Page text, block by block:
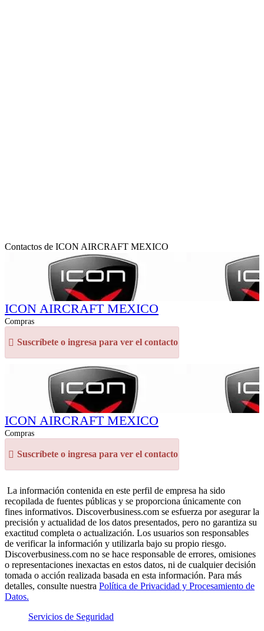
Contactos de ICON AIRCRAFT MEXICO
ICON AIRCRAFT MEXICO
Compras
Suscríbete o ingresa para ver el contacto
ICON AIRCRAFT MEXICO
Compras
Suscríbete o ingresa para ver el contacto
La información contenida en este perfil de empresa ha sido
recopilada de fuentes públicas y se proporciona únicamente con
fines informativos. Discoverbusiness.com se esfuerza por asegurar la
precisión y actualidad de los datos presentados, pero no garantiza su
exactitud completa o actualización. Los usuarios son responsables
de verificar la información y utilizarla bajo su propio riesgo.
Discoverbusiness.com no se hace responsable de errores, omisiones
o representaciones inexactas en estos datos, ni de cualquier decisión
tomada o acción realizada basada en esta información. Para más
detalles, consulte nuestra Política de Privacidad y Procesamiento de
Datos.
Servicios de Seguridad